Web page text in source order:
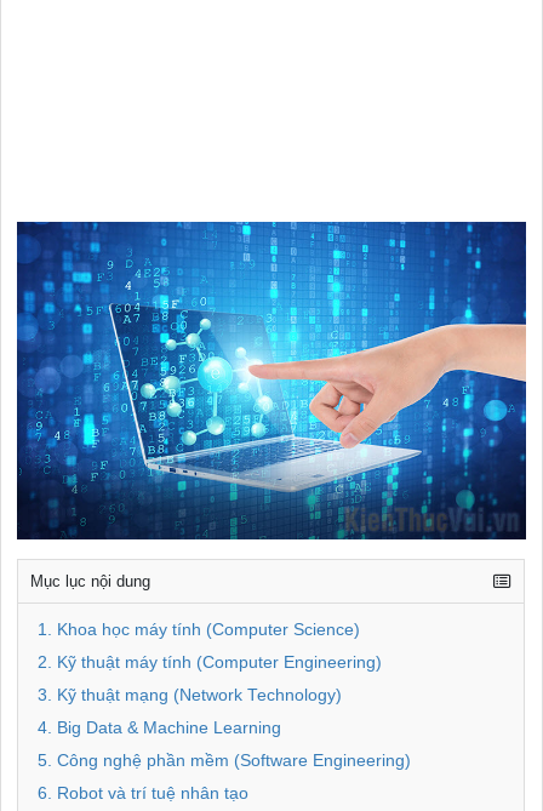
Mục lục nội dung
1. Khoa học máy tính (Computer Science)
2. Kỹ thuật máy tính (Computer Engineering)
3. Kỹ thuật mạng (Network Technology)
4. Big Data & Machine Learning
5. Công nghệ phần mềm (Software Engineering)
6. Robot và trí tuệ nhân tạo